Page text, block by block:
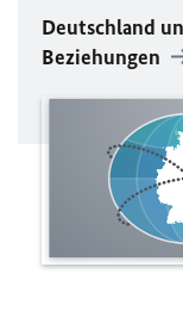
Deutschland
Beziehungen